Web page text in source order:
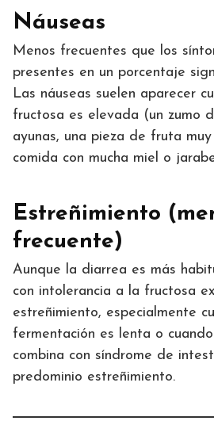
Náuseas
Menos frecuentes que los
presentes en un porcentaje
Las náuseas suelen aparecer
fructosa es elevada (un zumo
ayunas, una pieza de fruta
comida con mucha miel o
Estreñimiento
frecuente)
Aunque la diarrea es más
con intolerancia a la fructosa
estreñimiento, especialmente
fermentación es lenta o
combina con síndrome de
predominio estreñimiento.